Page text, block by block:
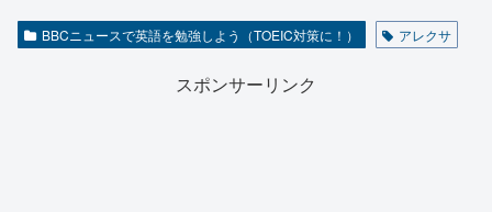
BBCニュースで英語を勉強しよう（TOEIC対策に！） アレクサ
スポンサーリンク